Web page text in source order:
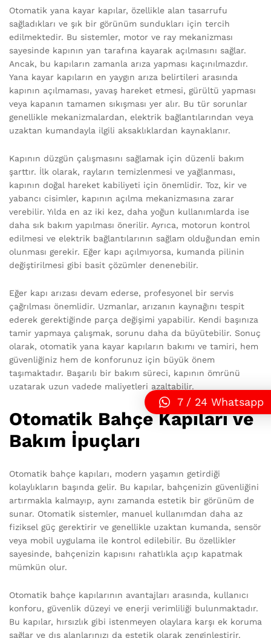
Otomatik yana kayar kapılar, özellikle alan tasarrufu
sağladıkları ve şık bir görünüm sundukları için tercih
edilmektedir. Bu sistemler, motor ve ray mekanizması
sayesinde kapının yan tarafına kayarak açılmasını sağlar.
Ancak, bu kapıların zamanla arıza yapması kaçınılmazdır.
Yana kayar kapıların en yaygın arıza belirtileri arasında
kapının açılmaması, yavaş hareket etmesi, gürültü yapması
veya kapanın tamamen sıkışması yer alır. Bu tür sorunlar
genellikle mekanizmalardan, elektrik bağlantılarından veya
uzaktan kumandayla ilgili aksaklıklardan kaynaklanır.
Kapının düzgün çalışmasını sağlamak için düzenli bakım
şarttır. İlk olarak, rayların temizlenmesi ve yağlanması,
kapının doğal hareket kabiliyeti için önemlidir. Toz, kir ve
yabancı cisimler, kapının açılma mekanizmasına zarar
verebilir. Yılda en az iki kez, daha yoğun kullanımlarda ise
daha sık bakım yapılması önerilir. Ayrıca, motorun kontrol
edilmesi ve elektrik bağlantılarının sağlam olduğundan emin
olunması gerekir. Eğer kapı açılmıyorsa, kumanda pilinin
değiştirilmesi gibi basit çözümler denenebilir.
Eğer kapı arızası devam ederse, profesyonel bir servis
çağrılması önemlidir. Uzmanlar, arızanın kaynağını tespit
ederek gerektiğinde parça değişimi yapabilir. Kendi başınıza
tamir yapmaya çalışmak, sorunu daha da büyütebilir. Sonuç
olarak, otomatik yana kayar kapıların bakımı ve tamiri, hem
güvenliğiniz hem de konforunuz için büyük önem
taşımaktadır. Başarılı bir bakım süreci, kapının ömrünü
uzatarak uzun vadede maliyetleri azaltabilir.
Otomatik Bahçe Kapıları ve
Bakım İpuçları
Otomatik bahçe kapıları, modern yaşamın getirdiği
kolaylıkların başında gelir. Bu kapılar, bahçenizin güvenliğini
artırmakla kalmayıp, aynı zamanda estetik bir görünüm de
sunar. Otomatik sistemler, manuel kullanımdan daha az
fiziksel güç gerektirir ve genellikle uzaktan kumanda, sensör
veya mobil uygulama ile kontrol edilebilir. Bu özellikler
sayesinde, bahçenizin kapısını rahatlıkla açıp kapatmak
mümkün olur.
Otomatik bahçe kapılarının avantajları arasında, kullanıcı
konforu, güvenlik düzeyi ve enerji verimliliği bulunmaktadır.
Bu kapılar, hırsızlık gibi istenmeyen olaylara karşı ek koruma
sağlar ve dış alanlarınızı da estetik olarak zenginleştirir.
7 / 24 Whatsapp